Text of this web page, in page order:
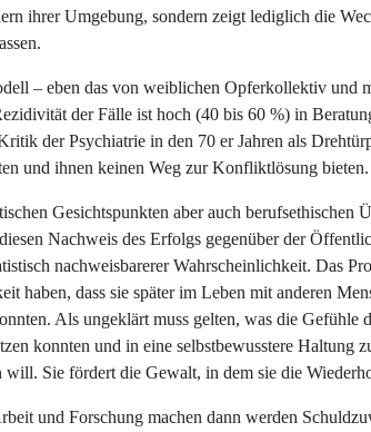
ihrer Umgebung, sondern zeigt lediglich die
– eben das von weiblichen Opferkollektiv
der Fälle ist hoch (40 bis 60 %) in
der Psychiatrie in den 70 er Jahren als
und ihnen keinen Weg zur Konfliktlösung bieten.
Gesichtspunkten aber auch
Nachweis des Erfolgs gegenüber der
nachweisbarerer Wahrscheinlichkeit. Das
haben, dass sie später im Leben mit anderen
Als ungeklärt muss gelten, was die
konnten und in eine selbstbewusstere
Sie fördert die Gewalt, in dem sie die
und Forschung machen dann werden